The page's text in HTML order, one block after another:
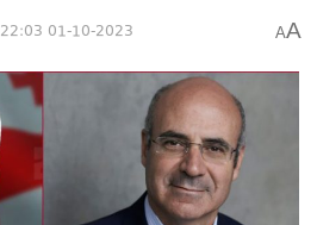
22:03 01-10-2023 AA